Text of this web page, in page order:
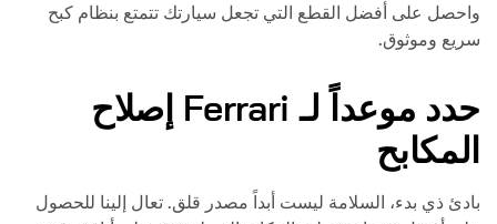
واحصل على أفضل القطع التي تجعل سيارتك تتمتع بنظام كبح
سريع وموثوق.
حدد موعداً لـ Ferrari
إصلاح
المكابح
بادئ ذي بدء، السلامة ليست أبداً مصدر قلق. تعال إلينا للحصول